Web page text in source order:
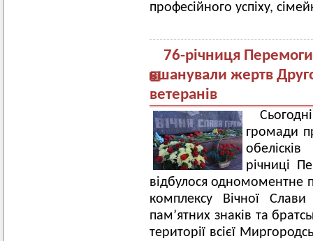
професійного успіху,
76-річниця
вшанували жертв
ветеранів
громади
річниці
відбулося одномоментне
комплексу Вічної
пам’ятних знаків та
території всієї